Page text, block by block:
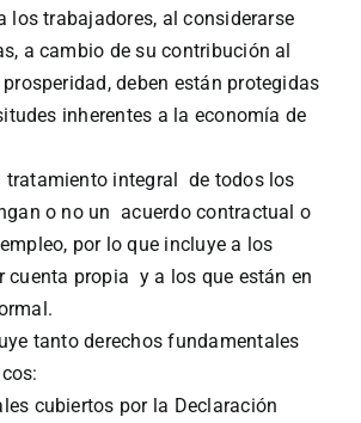
los trabajadores, al considerarse
a cambio de su contribución al
deben están protegidas
inherentes a la economía de
tratamiento integral de todos los
o no un acuerdo contractual o
por lo que incluye a los
cuenta propia y a los que están en
tanto derechos fundamentales
cubiertos por la Declaración